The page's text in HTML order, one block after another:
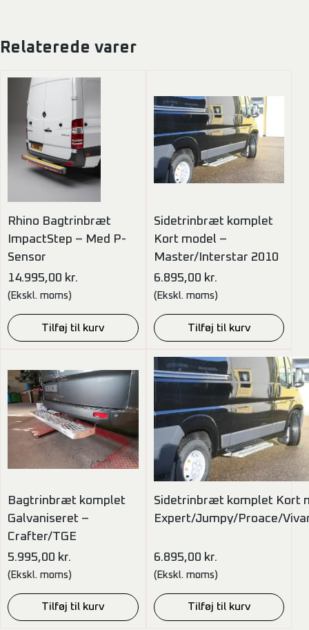
Relaterede varer
Rhino Bagtrinbræt
ImpactStep – Med P-
Sensor
14.995,00 kr.
(Ekskl. moms)
Tilføj til kurv
Sidetrinbræt komplet
Kort model –
Master/Interstar 2010
6.895,00 kr.
(Ekskl. moms)
Tilføj til kurv
Bagtrinbræt komplet
Galvaniseret –
Crafter/TGE
5.995,00 kr.
(Ekskl. moms)
Tilføj til kurv
Sidetrinbræt komplet Kort
Expert/Jumpy/Proace/
6.895,00 kr.
(Ekskl. moms)
Tilføj til kurv